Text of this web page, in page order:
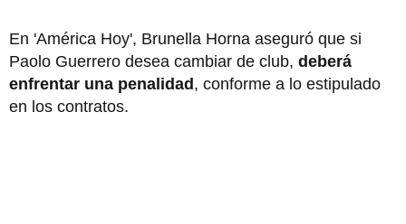
En 'América Hoy', Brunella Horna aseguró que si
Paolo Guerrero desea cambiar de club, deberá
enfrentar una penalidad, conforme a lo estipulado
en los contratos.